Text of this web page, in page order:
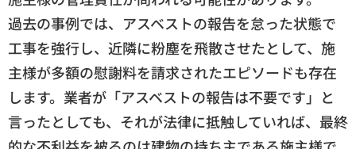
過去の事例では、アスベストの報告を怠った状態で
工事を強行し、近隣に粉塵を飛散させたとして、施
主様が多額の慰謝料を請求されたエピソードも存在
します。業者が「アスベストの報告は不要です」と
言ったとしても、それが法律に抵触していれば、最終